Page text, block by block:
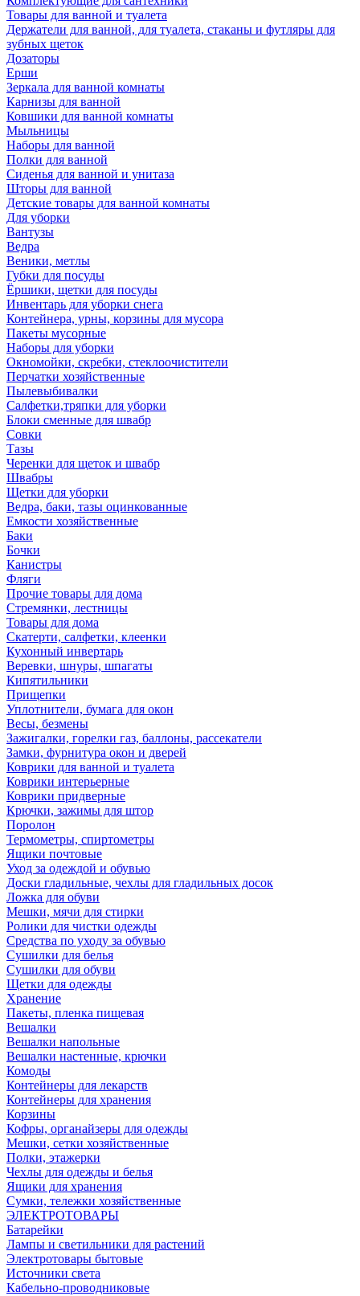
Товары для ванной и туалета
Держатели для ванной, для туалета, стаканы и футляры для
зубных щеток
Дозаторы
Ерши
Зеркала для ванной комнаты
Карнизы для ванной
Ковшики для ванной комнаты
Мыльницы
Наборы для ванной
Полки для ванной
Сиденья для ванной и унитаза
Шторы для ванной
Детские товары для ванной комнаты
Для уборки
Вантузы
Ведра
Веники, метлы
Губки для посуды
Ёршики, щетки для посуды
Инвентарь для уборки снега
Контейнера, урны, корзины для мусора
Пакеты мусорные
Наборы для уборки
Окномойки, скребки, стеклоочистители
Перчатки хозяйственные
Пылевыбивалки
Салфетки,тряпки для уборки
Блоки сменные для швабр
Совки
Тазы
Черенки для щеток и швабр
Швабры
Щетки для уборки
Ведра, баки, тазы оцинкованные
Емкости хозяйственные
Баки
Бочки
Канистры
Фляги
Прочие товары для дома
Стремянки, лестницы
Товары для дома
Скатерти, салфетки, клеенки
Кухонный инвертарь
Веревки, шнуры, шпагаты
Кипятильники
Прищепки
Уплотнители, бумага для окон
Весы, безмены
Зажигалки, горелки газ, баллоны, рассекатели
Замки, фурнитура окон и дверей
Коврики для ванной и туалета
Коврики интерьерные
Коврики придверные
Крючки, зажимы для штор
Поролон
Термометры, спиртометры
Ящики почтовые
Уход за одеждой и обувью
Доски гладильные, чехлы для гладильных досок
Ложка для обуви
Мешки, мячи для стирки
Ролики для чистки одежды
Средства по уходу за обувью
Сушилки для белья
Сушилки для обуви
Щетки для одежды
Хранение
Пакеты, пленка пищевая
Вешалки
Вешалки напольные
Вешалки настенные, крючки
Комоды
Контейнеры для лекарств
Контейнеры для хранения
Корзины
Кофры, органайзеры для одежды
Мешки, сетки хозяйственные
Полки, этажерки
Чехлы для одежды и белья
Ящики для хранения
Сумки, тележки хозяйственные
ЭЛЕКТРОТОВАРЫ
Батарейки
Лампы и светильники для растений
Электротовары бытовые
Источники света
Кабельно-проводниковые